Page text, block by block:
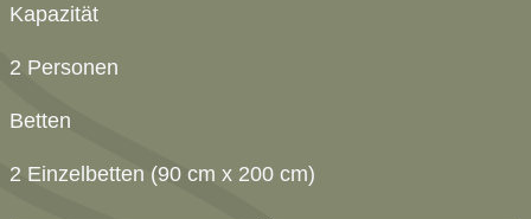
Kapazität
2 Personen
Betten
2 Einzelbetten (90 cm x 200 cm)